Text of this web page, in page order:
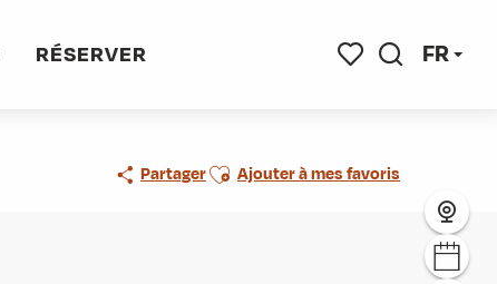
FR
RÉSERVER
PartagerAjouter aux favoris
Ajouter à mes favoris